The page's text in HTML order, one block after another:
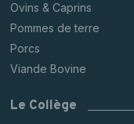
Ovins & Caprins
Pommes de terre
Porcs
Viande Bovine
Le Collège